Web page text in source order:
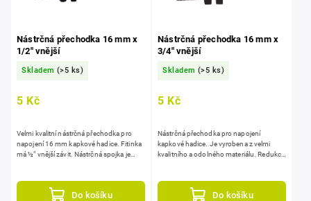
Nástrčná přechodka 16 mm x
1/2" vnější
Skladem (>5 ks)
5 Kč
Do košíku
Velmi kvalitní nástrčná přechodka pro
napojení 16 mm kapkové hadice. Fitinka
má ½" vnější závit. Nástrčná spojka je
Nástrčná přechodka 16 mm x
3/4" vnější
Skladem (>5 ks)
5 Kč
Do košíku
Nástrčná přechodka pro napojení
kapkové hadice. Je vyrobena z velmi
kvalitního a odolného materiálu. Redukce